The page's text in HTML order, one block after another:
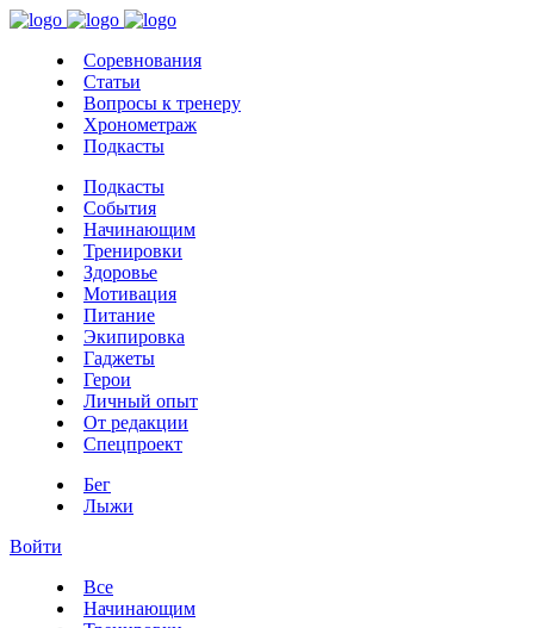
Соревнования
Статьи
Вопросы к тренеру
Хронометраж
Подкасты
Подкасты
События
Начинающим
Тренировки
Здоровье
Мотивация
Питание
Экипировка
Гаджеты
Герои
Личный опыт
От редакции
Спецпроект
Бег
Лыжи
Войти
Все
Начинающим